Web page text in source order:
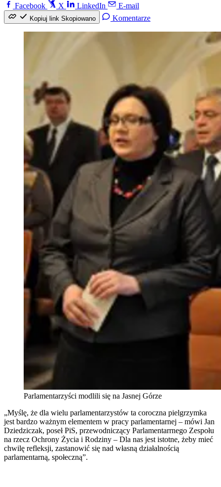
Facebook
X LinkedIn E-mail
Kopiuj link Skopiowano Komentarze
Parlamentarzyści modlili się na Jasnej Górze
„Myślę, że dla wielu parlamentarzystów ta coroczna pielgrzymka
jest bardzo ważnym elementem w pracy parlamentarnej – mówi Jan
Dziedziczak, poseł PiS, przewodniczący Parlamentarrnego Zespołu
na rzecz Ochrony Życia i Rodziny – Dla nas jest istotne, żeby mieć
chwilę refleksji, zastanowić się nad własną działalnością
parlamentarną, społeczną”.